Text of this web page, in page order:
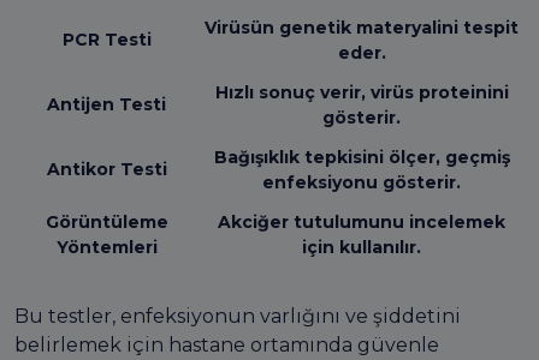
​PCR Testi​
Virüsün genetik materyalini tespit
eder.
Antijen Testi
Hızlı sonuç verir, virüs proteinini
gösterir.
​Antikor Testi​
Bağışıklık tepkisini ölçer, geçmiş
enfeksiyonu gösterir.
Görüntüleme
Yöntemleri
Akciğer tutulumunu incelemek
için kullanılır.
Bu testler, enfeksiyonun varlığını ve şiddetini
belirlemek için hastane ortamında güvenle